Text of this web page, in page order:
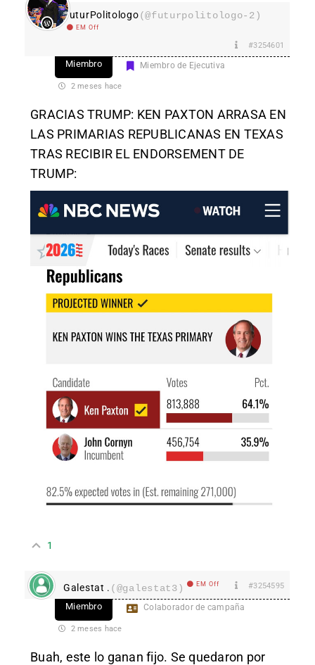
FuturPolitologo(@futurpolitologo-2)
EM Off
#3254601
Miembro Miembro de Ejecutiva
2 meses hace
GRACIAS TRUMP: KEN PAXTON ARRASA EN
LAS PRIMARIAS REPUBLICANAS EN TEXAS
TRAS RECIBIR EL ENDORSEMENT DE
TRUMP:
1
Galestat . (@galestat3) EM Off #3254595
Miembro Colaborador de campaña
2 meses hace
Buah, este lo ganan fijo. Se quedaron por